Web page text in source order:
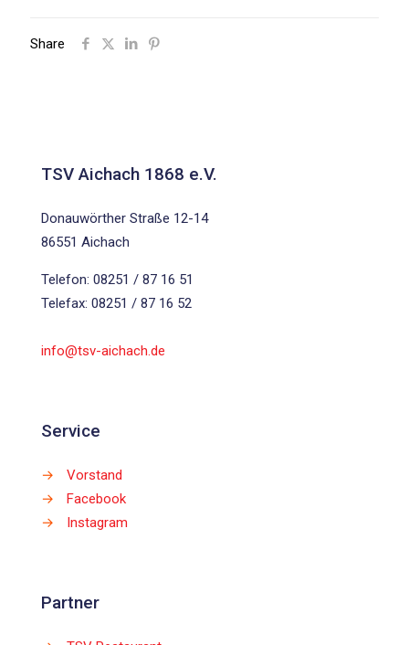
Share
TSV Aichach 1868 e.V.
Donauwörther Straße 12-14
86551 Aichach
Telefon: 08251 / 87 16 51
Telefax: 08251 / 87 16 52
info@tsv-aichach.de
Service
→
Vorstand
→
Facebook
→
Instagram
Partner